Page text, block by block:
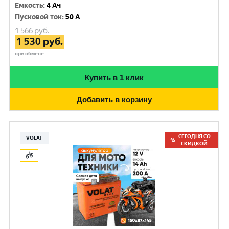
Емкость:4 Ач
Пусковой ток:50 A
1 566руб.
1 530 руб.
при обмене
Купить в 1 клик
Добавить в корзину
VOLAT
СЕГОДНЯ СО
СКИДКОЙ